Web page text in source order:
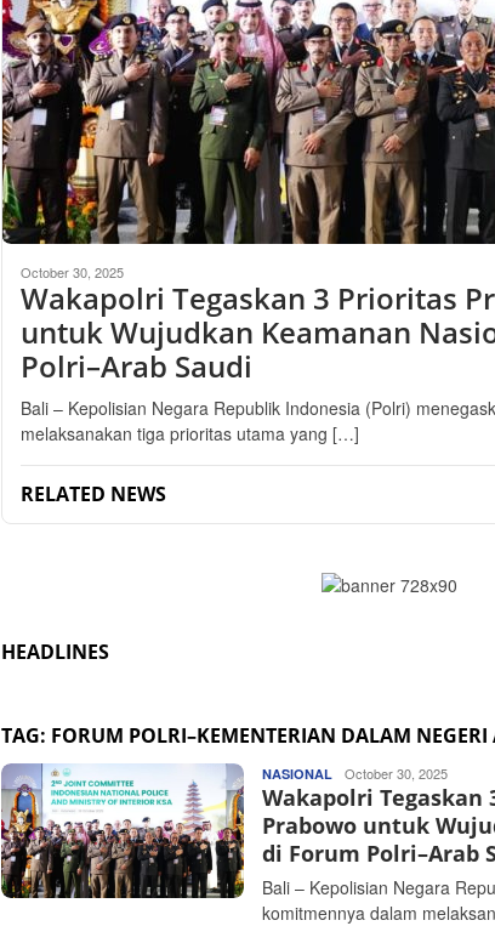
October 30, 2025
Wakapolri Tegaskan 3 Prioritas
untuk Wujudkan Keamanan
Polri–Arab Saudi
Bali – Kepolisian Negara Republik Indonesia (Polri)
melaksanakan tiga prioritas utama yang […]
RELATED NEWS
HEADLINES
TAG: FORUM POLRI–KEMENTERIAN DALAM NEGERI
NASIONAL Redaktur
Portal
Gelora
October 30, 2025
Wakapolri Tegaskan
Prabowo untuk
di Forum Polri–Arab
Bali – Kepolisian Negara
komitmennya dalam